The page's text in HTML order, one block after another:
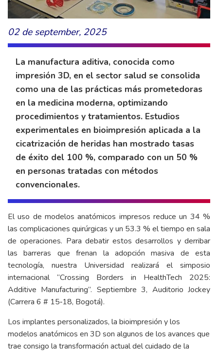
02 de september, 2025
La manufactura aditiva, conocida como
impresión 3D, en el sector salud se consolida
como una de las prácticas más prometedoras
en la medicina moderna, optimizando
procedimientos y tratamientos. Estudios
experimentales en bioimpresión aplicada a la
cicatrización de heridas han mostrado tasas
de éxito del 100 %, comparado con un 50 %
en personas tratadas con métodos
convencionales.
El uso de modelos anatómicos impresos reduce un 34 %
las complicaciones quirúrgicas y un 53.3 % el tiempo en sala
de operaciones. Para debatir estos desarrollos y derribar
las barreras que frenan la adopción masiva de esta
tecnología, nuestra Universidad realizará el simposio
internacional “Crossing Borders in HealthTech 2025:
Additive Manufacturing”. Septiembre 3, Auditorio Jockey
(Carrera 6 # 15‑18, Bogotá).
Los implantes personalizados, la bioimpresión y los
modelos anatómicos en 3D son algunos de los avances que
trae consigo la transformación actual del cuidado de la